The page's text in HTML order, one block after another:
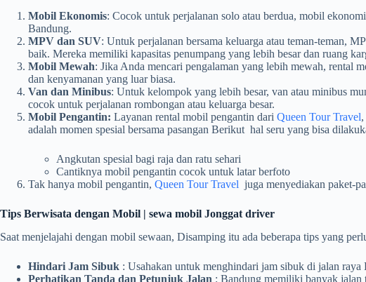
Mobil Ekonomis: Cocok untuk perjalanan solo atau berdua, mobil
Bandung.
MPV dan SUV: Untuk perjalanan bersama keluarga atau teman-teman,
baik. Mereka memiliki kapasitas penumpang yang lebih besar dan ruang
Mobil Mewah: Jika Anda mencari pengalaman yang lebih mewah, rental
dan kenyamanan yang luar biasa.
Van dan Minibus: Untuk kelompok yang lebih besar, van atau minibus
cocok untuk perjalanan rombongan atau keluarga besar.
Mobil Pengantin: Layanan rental mobil pengantin dari Queen Tour Travel
adalah momen spesial bersama pasangan Berikut hal seru yang bisa
Angkutan spesial bagi raja dan ratu sehari
Cantiknya mobil pengantin cocok untuk latar berfoto
Tak hanya mobil pengantin, Queen Tour Travel juga menyediakan paket-
Tips Berwisata dengan Mobil | sewa mobil Jonggat driver
Saat menjelajahi dengan mobil sewaan, Disamping itu ada beberapa tips yang
Hindari Jam Sibuk : Usahakan untuk menghindari jam sibuk di jalan
Perhatikan Tanda dan Petunjuk Jalan : Bandung memiliki banyak jalan